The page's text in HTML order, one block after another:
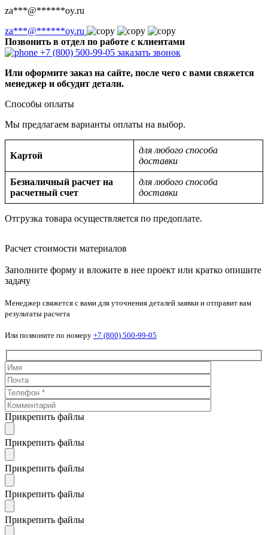
za***@******oy.ru
za***@******oy.ru
Позвонить в отдел по работе с клиентами
+7 (800) 500-99-05 заказать звонок
Или оформите заказ на сайте, после чего с вами свяжется
менеджер и обсудит детали.
Способы оплаты
Мы предлагаем варианты оплаты на выбор.
Картой
для любого способа
доставки
Безналичный расчет на
расчетный счет
для любого способа
доставки
Отгрузка товара осуществляется по предоплате.
Расчет стоимости материалов
Заполните форму и вложите в нее проект или кратко опишите
задачу
Менеджер свяжется с вами для уточнения деталей заявки и отправит вам
результаты расчета
Или позвоните по номеру +7 (800) 500-99-05
Прикрепить файлы
Прикрепить файлы
Прикрепить файлы
Прикрепить файлы
Прикрепить файлы